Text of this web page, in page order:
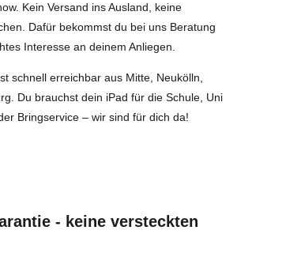
Kein Versand ins Ausland, keine
Dafür bekommst du bei uns Beratung
Interesse an deinem Anliegen.
schnell erreichbar aus Mitte, Neukölln,
Du brauchst dein iPad für die Schule, Uni
Bringservice – wir sind für dich da!
- keine versteckten